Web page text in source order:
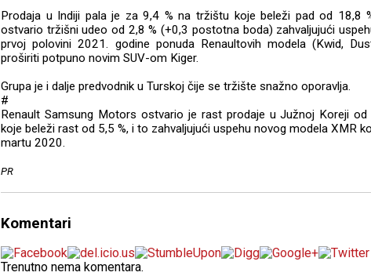
Prodaja u Indiji pala je za 9,4 % na tržištu koje beleži pad od 18,8
ostvario tržišni udeo od 2,8 % (+0,3 postotna boda) zahvaljujući
prvoj polovini 2021. godine ponuda Renaultovih modela (Kwid,
proširiti potpuno novim SUV-om Kiger.
Grupa je i dalje predvodnik u Turskoj čije se tržište snažno oporavlja.
#
Renault Samsung Motors ostvario je rast prodaje u Južnoj Koreji
koje beleži rast od 5,5 %, i to zahvaljujući uspehu novog modela XMR
martu 2020.
PR
Komentari
Trenutno nema komentara.